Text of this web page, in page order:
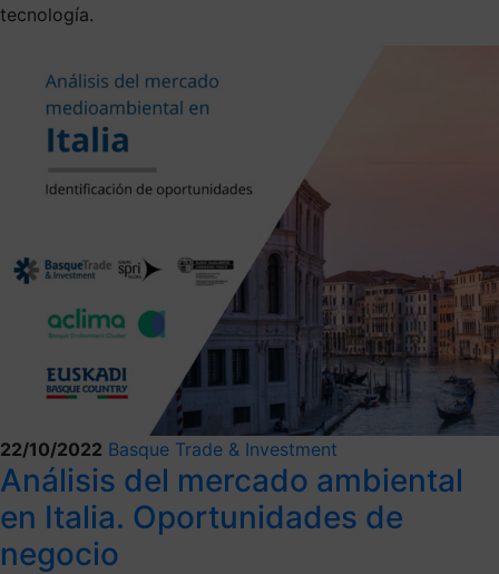
tecnología.
22/10/2022 Basque Trade & Investment
Análisis del mercado ambiental
en Italia. Oportunidades de
negocio